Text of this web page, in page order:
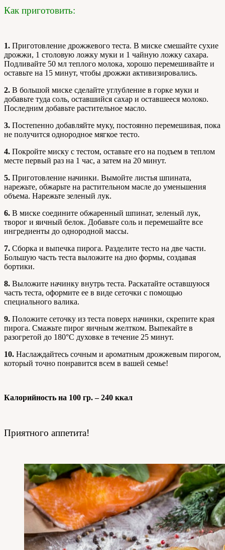
Как приготовить:
1. Приготовление дрожжевого теста. В миске смешайте сухие
дрожжи, 1 столовую ложку муки и 1 чайную ложку сахара.
Подливайте 50 мл теплого молока, хорошо перемешивайте и
оставьте на 15 минут, чтобы дрожжи активизировались.
2. В большой миске сделайте углубление в горке муки и
добавьте туда соль, оставшийся сахар и оставшееся молоко.
Последним добавьте растительное масло.
3. Постепенно добавляйте муку, постоянно перемешивая, пока
не получится однородное мягкое тесто.
4. Покройте миску с тестом, оставьте его на подъем в теплом
месте первый раз на 1 час, а затем на 20 минут.
5. Приготовление начинки. Вымойте листья шпината,
нарежьте, обжарьте на растительном масле до уменьшения
объема. Нарежьте зеленый лук.
6. В миске соедините обжаренный шпинат, зеленый лук,
творог и яичный белок. Добавьте соль и перемешайте все
ингредиенты до однородной массы.
7. Сборка и выпечка пирога. Разделите тесто на две части.
Большую часть теста выложите на дно формы, создавая
бортики.
8. Выложите начинку внутрь теста. Раскатайте оставшуюся
часть теста, оформите ее в виде сеточки с помощью
специального валика.
9. Положите сеточку из теста поверх начинки, скрепите края
пирога. Смажьте пирог яичным желтком. Выпекайте в
разогретой до 180°C духовке в течение 25 минут.
10. Наслаждайтесь сочным и ароматным дрожжевым пирогом,
который точно понравится всем в вашей семье!
Калорийность на 100 гр. – 240 ккал
Приятного аппетита!